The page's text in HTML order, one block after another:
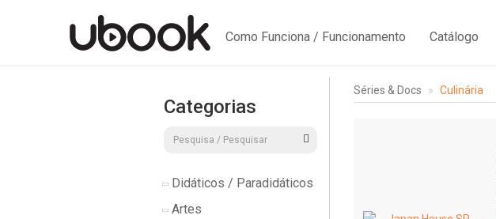
Como Funciona / Funcionamento Catálogo
Categorias
Didáticos / Paradidáticos
Artes
Séries & Docs Culinária